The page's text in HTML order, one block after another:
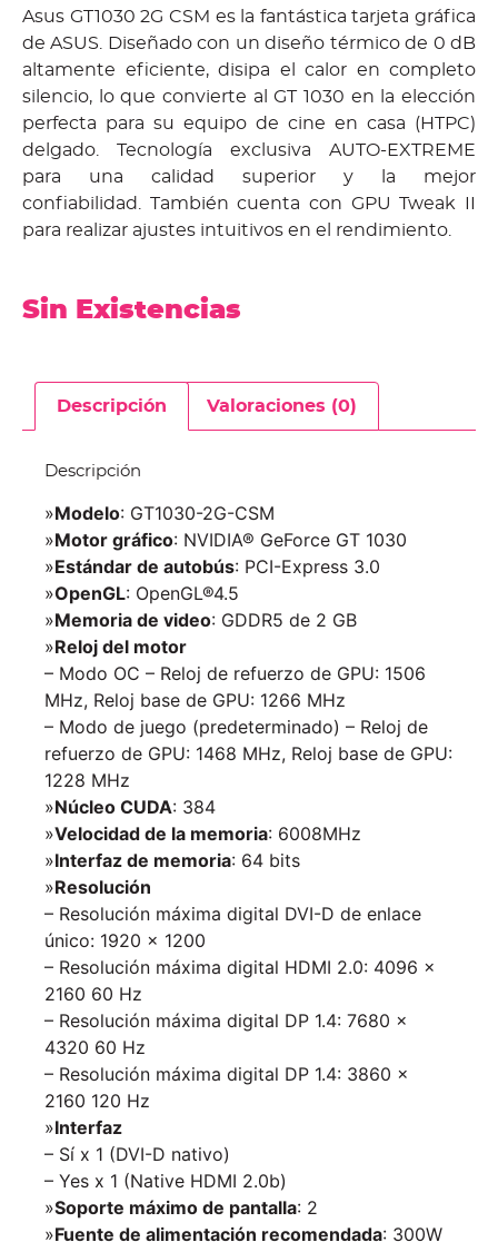
Asus GT1030 2G CSM es la fantástica tarjeta gráfica
de ASUS. Diseñado con un diseño térmico de 0 dB
altamente eficiente, disipa el calor en completo
silencio, lo que convierte al GT 1030 en la elección
perfecta para su equipo de cine en casa (HTPC)
delgado. Tecnología exclusiva AUTO-EXTREME
para una calidad superior y la mejor
confiabilidad. También cuenta con GPU Tweak II
para realizar ajustes intuitivos en el rendimiento.
Sin Existencias
Descripción Valoraciones (0)
Descripción
»Modelo: GT1030-2G-CSM
»Motor gráfico: NVIDIA® GeForce GT 1030
»Estándar de autobús: PCI-Express 3.0
»OpenGL: OpenGL®4.5
»Memoria de video: GDDR5 de 2 GB
»Reloj del motor
– Modo OC – Reloj de refuerzo de GPU: 1506
MHz, Reloj base de GPU: 1266 MHz
– Modo de juego (predeterminado) – Reloj de
refuerzo de GPU: 1468 MHz, Reloj base de GPU:
1228 MHz
»Núcleo CUDA: 384
»Velocidad de la memoria: 6008MHz
»Interfaz de memoria: 64 bits
»Resolución
– Resolución máxima digital DVI-D de enlace
único: 1920 x 1200
– Resolución máxima digital HDMI 2.0: 4096 x
2160 60 Hz
– Resolución máxima digital DP 1.4: 7680 x
4320 60 Hz
– Resolución máxima digital DP 1.4: 3860 x
2160 120 Hz
»Interfaz
– Sí x 1 (DVI-D nativo)
– Yes x 1 (Native HDMI 2.0b)
»Soporte máximo de pantalla: 2
»Fuente de alimentación recomendada: 300W